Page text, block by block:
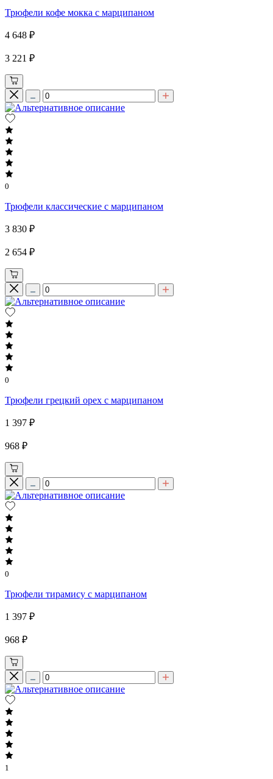
Трюфели кофе мокка с марципаном
4 648 ₽
3 221 ₽
0
Трюфели классические с марципаном
3 830 ₽
2 654 ₽
0
Трюфели грецкий орех с марципаном
1 397 ₽
968 ₽
0
Трюфели тирамису с марципаном
1 397 ₽
968 ₽
1